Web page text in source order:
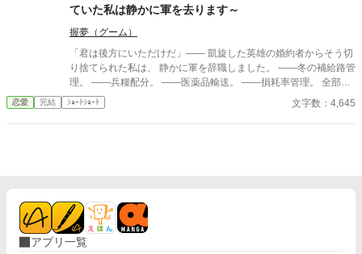
ていた私は静かに軍を去ります～
握夢（グーム）
「君は後方にいただけだ」―― 凱旋した英雄の婚約者からそう切
り捨てられた私は、 静かに軍を辞職しました。 ――冬の補給路管
理。 ――兵糧配分。 ――医薬品輸送。 ――損耗率管理。 全部、
私の仕事だったのですが。 三週間後、 王国軍は補給崩壊。 「な
ぜ食糧が届かない！」 「なぜ兵が飢える！」 ……逆にお聞きしま
恋愛 完結 ｼｮｰﾄｼｮｰﾄ 文字数：4,645
アプリ一覧